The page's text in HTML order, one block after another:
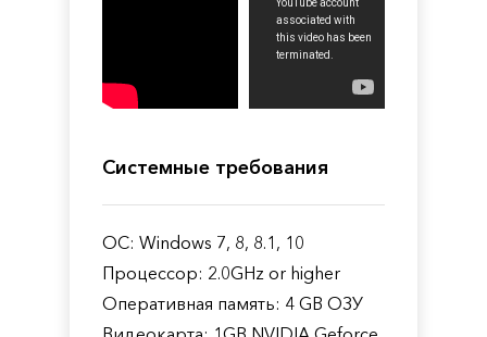
Системные требования
ОС: Windows 7, 8, 8.1, 10
Процессор: 2.0GHz or higher
Оперативная память: 4 GB ОЗУ